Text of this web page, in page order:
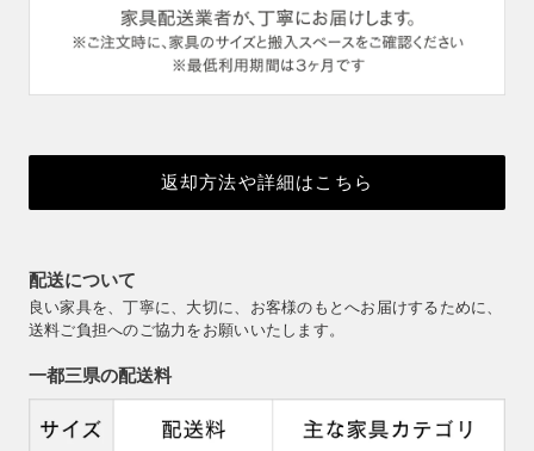
返却方法や詳細はこちら
配送について
良い家具を、丁寧に、大切に、お客様のもとへお届けするために、
送料ご負担へのご協力をお願いいたします。
一都三県の配送料